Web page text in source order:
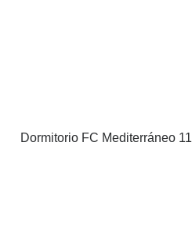
Dormitorio FC Mediterráneo 11